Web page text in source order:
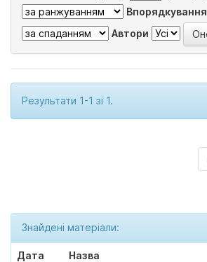
Впорядкування
Автори
Результати 1-1 зі 1.
Знайдені матеріали:
Дата
Назва